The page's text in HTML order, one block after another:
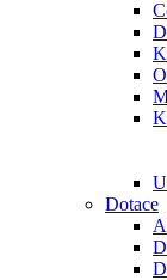
Dotace